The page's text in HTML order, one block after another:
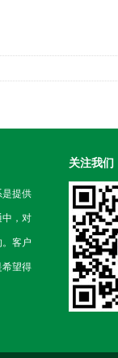
是提供
中，对
客户
希望得
关注我们